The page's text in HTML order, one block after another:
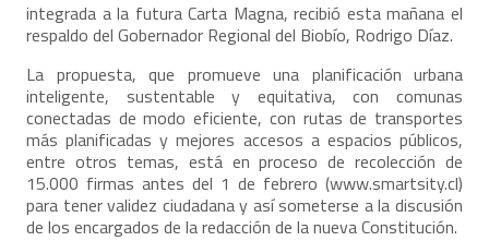
integrada a la futura Carta Magna, recibió esta mañana el
respaldo del Gobernador Regional del Biobío, Rodrigo Díaz.
La propuesta, que promueve una planificación urbana
inteligente, sustentable y equitativa, con comunas
conectadas de modo eficiente, con rutas de transportes
más planificadas y mejores accesos a espacios públicos,
entre otros temas, está en proceso de recolección de
15.000 firmas antes del 1 de febrero (www.smartsity.cl)
para tener validez ciudadana y así someterse a la discusión
de los encargados de la redacción de la nueva Constitución.